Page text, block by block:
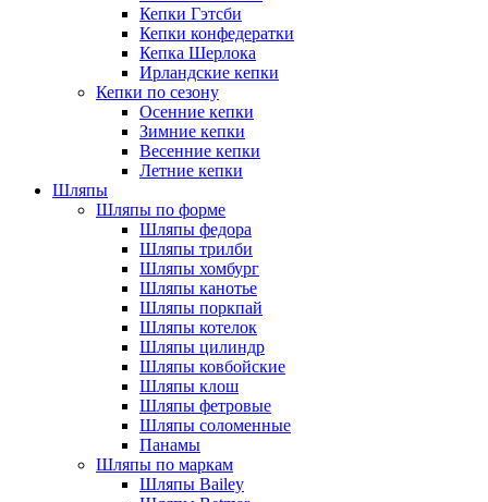
Кепки Гэтсби
Кепки конфедератки
Кепка Шерлока
Ирландские кепки
Кепки по сезону
Осенние кепки
Зимние кепки
Весенние кепки
Летние кепки
Шляпы
Шляпы по форме
Шляпы федора
Шляпы трилби
Шляпы хомбург
Шляпы канотье
Шляпы поркпай
Шляпы котелок
Шляпы цилиндр
Шляпы ковбойские
Шляпы клош
Шляпы фетровые
Шляпы соломенные
Панамы
Шляпы по маркам
Шляпы Bailey